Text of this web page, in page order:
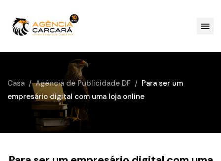
Casa Agência de Publicidade DF
Para ser um
empresário digital com uma loja online